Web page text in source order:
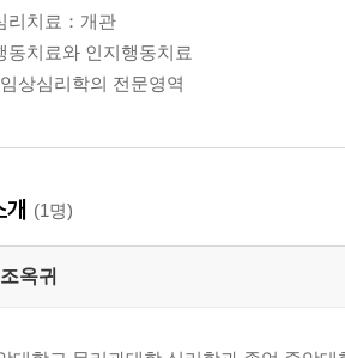
리치료：개관
동치료와 인지행동치료
상심리학의 전문영역
개 (1명)
조옥귀